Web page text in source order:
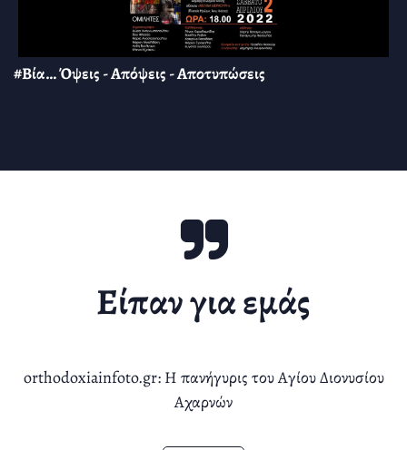
#Βία… Όψεις - Απόψεις - Αποτυπώσεις
Είπαν για εμάς
orthodoxiainfoto.gr: Η πανήγυρις του Αγίου Διονυσίου
Αχαρνών